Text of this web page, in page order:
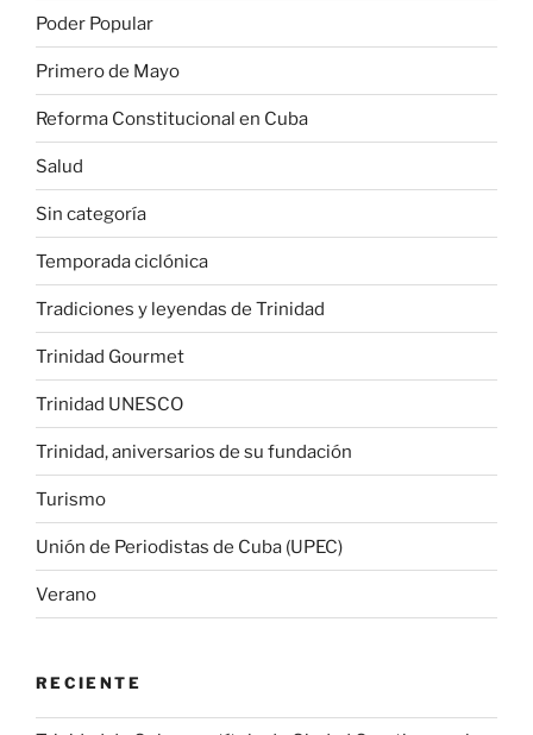
Poder Popular
Primero de Mayo
Reforma Constitucional en Cuba
Salud
Sin categoría
Temporada ciclónica
Tradiciones y leyendas de Trinidad
Trinidad Gourmet
Trinidad UNESCO
Trinidad, aniversarios de su fundación
Turismo
Unión de Periodistas de Cuba (UPEC)
Verano
RECIENTE